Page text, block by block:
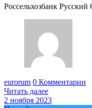
Россельхозбанк Русский
eurorum 0 Комментарии
Читать далее
2 ноября 2023